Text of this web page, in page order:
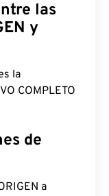
las
y
la
COMPLETO
de
a